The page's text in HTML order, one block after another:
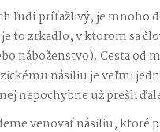
ľudí príťažlivý, je mnoho
to zrkadlo, v ktorom sa
náboženstvo). Cesta
násiliu je veľmi
nepochybne už prešli
venovať násiliu, ktoré